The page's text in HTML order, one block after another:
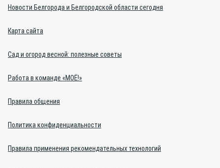
Новости Белгорода и Белгородской области сегодня
Карта сайта
Сад и огород весной: полезные советы
Работа в команде «МОЁ!»
Правила общения
Политика конфиденциальности
Правила применения рекомендательных технологий